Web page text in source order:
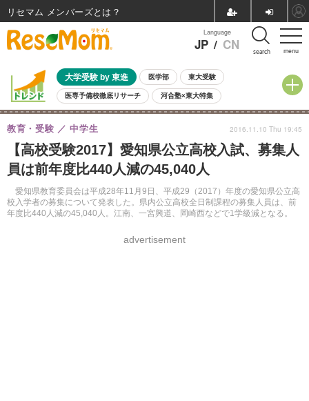
menu
Language
JP / CN search
大学受験 by 東進 医学部 東大受験
医専予備校徹底リサーチ 河合塾×東大特集
親子で考える大学選び 高校受験 中学受験 小学校受験
共通テスト 夏休み
8月開催イベント・WS 全国公立高校 過去問 人気記事
自由研究教材（小学生向け） 自由研究教材（中学生向け）
【高校受験2017】愛知県公立高校入試、募集人
員は前年度比440人減の45,040人
愛知県教育委員会は平成28年11月9日、平成29（2017）年度の愛知県公立高
校入学者の募集について発表した。県内公立高校全日制課程の募集人員は、前
年度比440人減の45,040人。江南、一宮興道、岡崎西などで1学級減となる。
教育・受験 中学生
advertisement
2016.11.10 Thu 19:45
リセマム メンバーズ